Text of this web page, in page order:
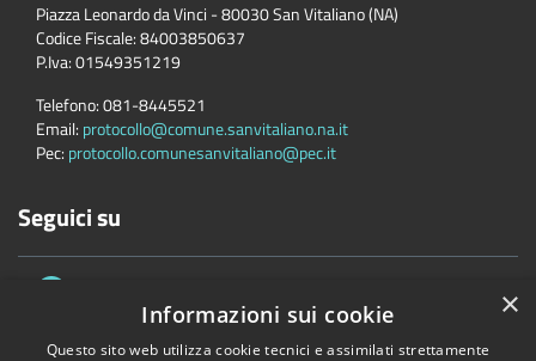
Piazza Leonardo da Vinci - 80030 San Vitaliano (NA)
Codice Fiscale:84003850637
P.Iva:01549351219
Telefono:081-8445521
Email: protocollo@comune.sanvitaliano.na.it
Pec: protocollo.comunesanvitaliano@pec.it
Seguici su
×
Informazioni sui cookie
Questo sito web utilizza cookie tecnici e assimilati strettamente